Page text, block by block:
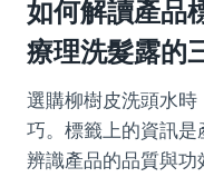
如何解讀產品
療理洗髮露的
選購柳樹皮洗頭水
巧。標籤上的資訊
辨識產品的品質與